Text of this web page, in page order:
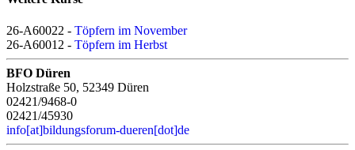
26-A60022 - Töpfern im November
26-A60012 - Töpfern im Herbst
BFO Düren
Holzstraße 50, 52349 Düren
02421/9468-0
02421/45930
info[at]bildungsforum-dueren[dot]de